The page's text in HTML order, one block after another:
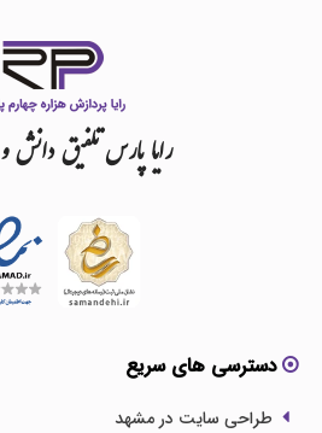
رایاپارستلفیقدانشو
دسترسی های سریع
طراحی سایت در مشهد